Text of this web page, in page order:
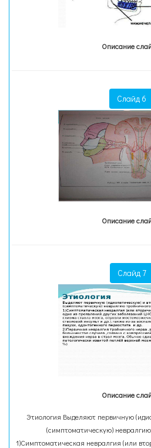
Описание
Слайд 6
Описание
Слайд 7
Описание
Этиология Выделяют первичную
(симптоматическую)
1)Симптоматическая невралгия (или